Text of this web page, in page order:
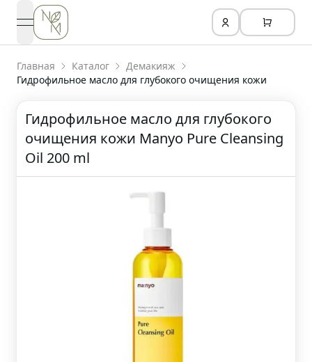
open navigation menu
Главная Каталог
Демакияж
Гидрофильное масло для глубокого очищения кожи
Гидрофильное масло для глубокого
очищения кожи Manyo Pure Cleansing
Oil 200 ml